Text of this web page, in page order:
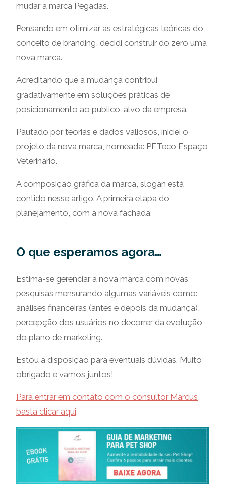
mudar a marca Pegadas.
Pensando em otimizar as estratégicas teóricas do
conceito de branding, decidi construir do zero uma
nova marca.
Acreditando que a mudança contribui
gradativamente em soluções práticas de
posicionamento ao publico-alvo da empresa.
Pautado por teorias e dados valiosos, iniciei o
projeto da nova marca, nomeada: PETeco Espaço
Veterinário.
A composição gráfica da marca, slogan está
contido nesse artigo. A primeira etapa do
planejamento, com a nova fachada:
O que esperamos agora…
Estima-se gerenciar a nova marca com novas
pesquisas mensurando algumas variáveis como:
análises financeiras (antes e depois da mudança),
percepção dos usuários no decorrer da evolução
do plano de marketing.
Estou à disposição para eventuais dúvidas. Muito
obrigado e vamos juntos!
Para entrar em contato com o consultor Marcus,
basta clicar aqui.